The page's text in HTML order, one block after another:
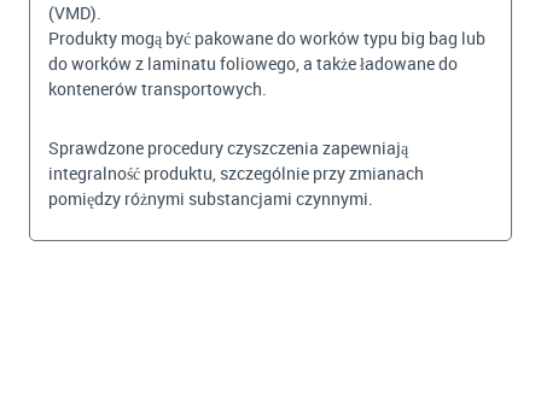
(VMD).
Produkty mogą być pakowane do worków typu big bag lub
do worków z laminatu foliowego, a także ładowane do
kontenerów transportowych.
Sprawdzone procedury czyszczenia zapewniają
integralność produktu, szczególnie przy zmianach
pomiędzy różnymi substancjami czynnymi.